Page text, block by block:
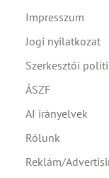
Impresszum
Jogi nyilatkozat
Szerkesztői
ÁSZF
AI irányelvek
Rólunk
Reklám/